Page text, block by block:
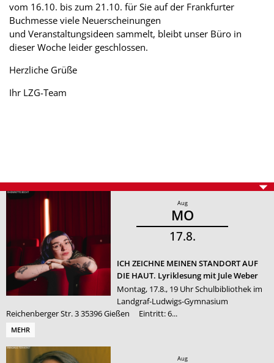
vom 16.10. bis zum 21.10. für Sie auf der Frankfurter
Buchmesse viele Neuerscheinungen
und Veranstaltungsideen sammelt, bleibt unser Büro in
dieser Woche leider geschlossen.
Herzliche Grüße
Ihr LZG-Team
Aug
MO
17 8
ICH ZEICHNE MEINEN STANDORT AUF
DIE HAUT. Lyriklesung mit Jule Weber
Montag, 17.8., 19 Uhr Schulbibliothek im
Landgraf-Ludwigs-Gymnasium
Reichenberger Str. 3 35396 Gießen Eintritt: 6...
MEHR
Aug